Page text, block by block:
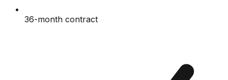
36-month contract